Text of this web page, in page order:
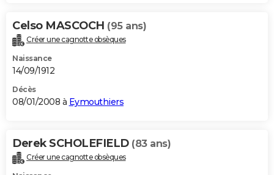
Celso MASCOCH (95 ans)
Créer une cagnotte obsèques
Naissance
14/09/1912
Décès
08/01/2008 à Eymouthiers
Derek SCHOLEFIELD (83 ans)
Créer une cagnotte obsèques